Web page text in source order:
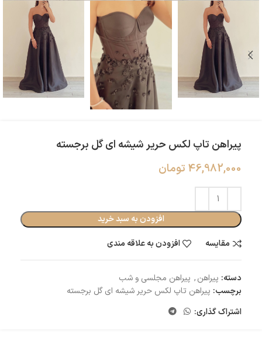
پیراهن تاپ لکس حریر شیشه ای گل برجسته
46,982,000 تومان
افزودن به سبد خرید
مقایسه
افزودن به علاقه مندی
دسته: پیراهن, پیراهن مجلسی و شب
برچسب: پیراهن تاپ لکس حریر شیشه ای گل برجسته
اشتراک گذاری: